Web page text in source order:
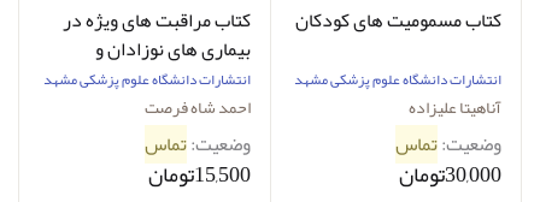
کتاب مسمومیت های کودکان
انتشارات دانشگاه علوم پزشکی مشهد
آناهیتا علیزاده
وضعیت:تماس
30,000تومان
کتاب مراقبت های ویژه در
بیماری های نوزادان و
کودکان
انتشارات دانشگاه علوم پزشکی مشهد
احمد شاه فرصت
وضعیت:تماس
15,500تومان